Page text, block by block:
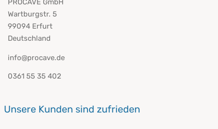
Wartburgstr. 5
99094 Erfurt
Deutschland
info@procave.de
0361 55 35 402
Unsere Kunden sind zufrieden